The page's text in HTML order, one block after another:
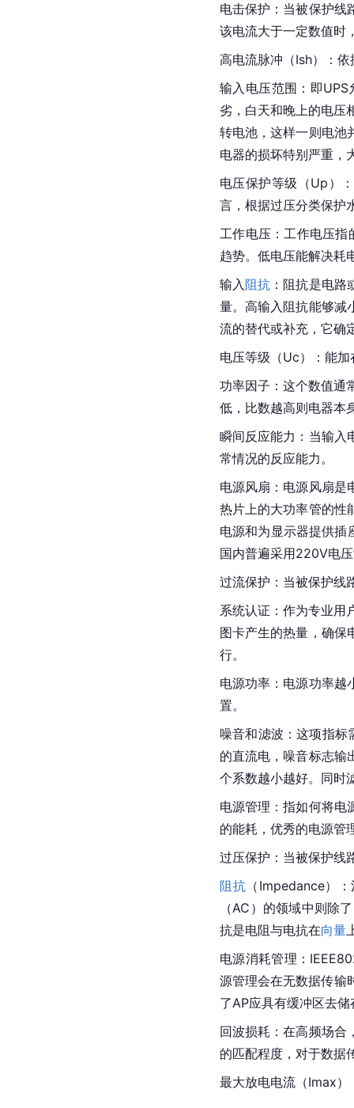
电击保护：当被保护线
该电流大于一定数值时
高电流脉冲（Ish）：
输入电压范围：即UPS
劣，白天和晚上的电压
转电池，这样一则电池
电器的损坏特别严重，
电压保护等级（Up）
言，根据过压分类保护
工作电压：工作电压指
趋势。低电压能解决耗
输入阻抗 ：阻抗是电路
量。高输入阻抗能够减
流的替代或补充，它确
电压等级（Uc）：能
功率因子：这个数值通
低，比数越高则电器本
瞬间反应能力：当输入
常情况的反应能力。
电源风扇：电源风扇是
热片上的大功率管的性
电源和为显示器提供插
国内普遍采用220V电
过流保护：当被保护线
系统认证：作为专业用
图卡产生的热量，确保
行。
电源功率：电源功率越
置。
噪音和滤波：这项指
的直流电，噪音标志输
个系数越小越好。同时
电源管理 ：指如何将
的能耗，优秀的电源管
过压保护：当被保护线
阻抗 （Impedance）
（AC）的领域中则除
抗是电阻与电抗在向量
电源消耗管理：
源管理会在无数据传输
了AP应具有缓冲区去储
回波损耗：在高频场合
的匹配程度，对于数据
最大放电电流（Imax）